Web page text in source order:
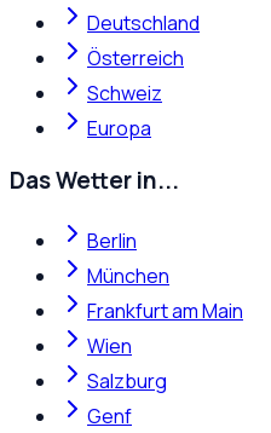
Deutschland
Österreich
Schweiz
Europa
Das Wetter in...
Berlin
München
Frankfurt am Main
Wien
Salzburg
Genf